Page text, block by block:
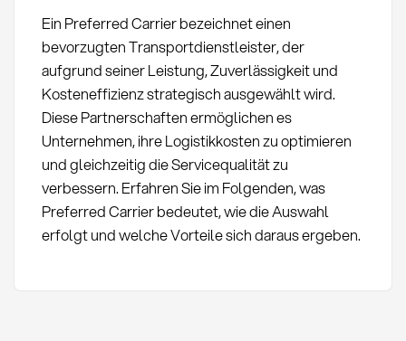
Ein Preferred Carrier bezeichnet einen
bevorzugten Transportdienstleister, der
aufgrund seiner Leistung, Zuverlässigkeit und
Kosteneffizienz strategisch ausgewählt wird.
Diese Partnerschaften ermöglichen es
Unternehmen, ihre Logistikkosten zu optimieren
und gleichzeitig die Servicequalität zu
verbessern. Erfahren Sie im Folgenden, was
Preferred Carrier bedeutet, wie die Auswahl
erfolgt und welche Vorteile sich daraus ergeben.